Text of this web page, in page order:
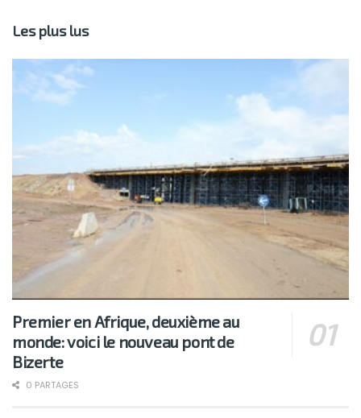
Les plus lus
Premier en Afrique, deuxième au
monde: voici le nouveau pont de
Bizerte
0 PARTAGES